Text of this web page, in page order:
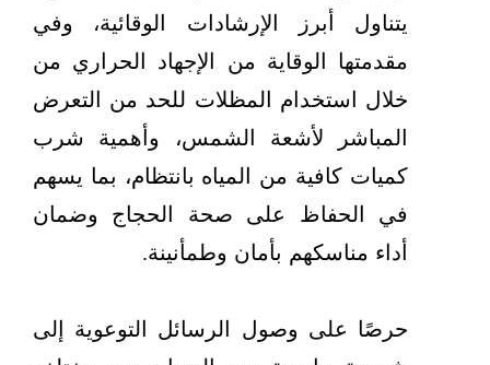
يتناول أبرز الإرشادات الوقائية، وفي
مقدمتها الوقاية من الإجهاد الحراري من
خلال استخدام المظلات للحد من التعرض
المباشر لأشعة الشمس، وأهمية شرب
كميات كافية من المياه بانتظام، بما يسهم
في الحفاظ على صحة الحجاج وضمان
أداء مناسكهم بأمان وطمأنينة.
حرصًا على وصول الرسائل التوعوية إلى